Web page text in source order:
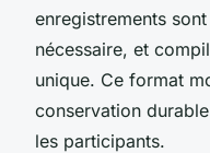
enregistrements
nécessaire, et
unique. Ce format
conservation
les participants.